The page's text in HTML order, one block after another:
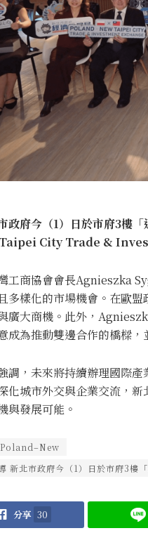
政府今（1）日於市府3樓
City Trade &
工商協會會長Agnieszka
多樣化的市場機會。在歐
廣大商機。此外，
成為推動雙邊合作的橋樑，
調，未來將持續辦理國際
化城市外交與企業交流，
與發展可能。
Poland–New
新北市政府今（1）日於市府3樓
分享 30